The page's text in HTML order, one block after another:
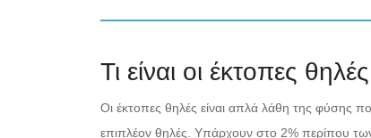
Τι είναι οι έκτοπες
Οι έκτοπες θηλές είναι απλά λάθη της φύσης
επιπλέον θηλές. Υπάρχουν στο 2% περίπου